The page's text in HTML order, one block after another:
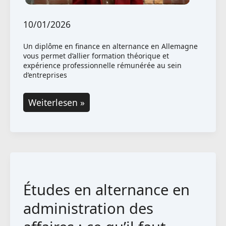
10/01/2026
Un diplôme en finance en alternance en Allemagne
vous permet d’allier formation théorique et
expérience professionnelle rémunérée au sein
d’entreprises
Diplôme
en
Allemagne
Weiterlesen »
Études en alternance en
administration des